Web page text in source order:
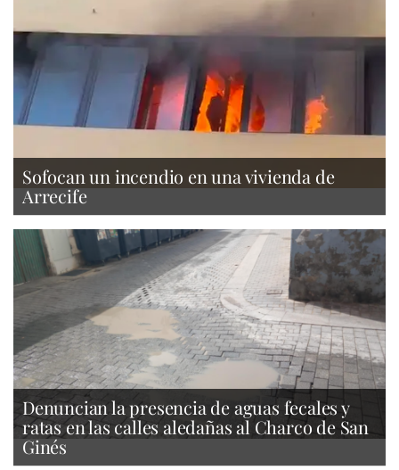
Sofocan un incendio en una vivienda de
Arrecife
Denuncian la presencia de aguas fecales y
ratas en las calles aledañas al Charco de San
Ginés